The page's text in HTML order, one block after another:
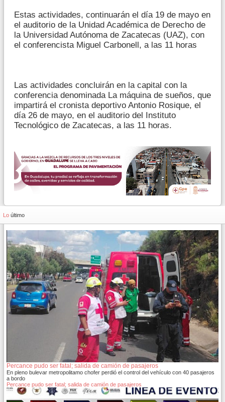
Estas actividades, continuarán el día 19 de mayo en
el auditorio de la Unidad Académica de Derecho de
la Universidad Autónoma de Zacatecas (UAZ), con
el conferencista Miguel Carbonell, a las 11 horas
Las actividades concluirán en la capital con la
conferencia denominada La máquina de sueños, que
impartirá el cronista deportivo Antonio Rosique, el
día 26 de mayo, en el auditorio del Instituto
Tecnológico de Zacatecas, a las 11 horas.
Lo último
Percance pudo ser fatal; salida de camión de pasajeros
En pleno bulevar metropolitamo chofer perdió el control del vehículo con 40 pasajeros
a bordo
Percance pudo ser fatal; salida de camión de pasajeros